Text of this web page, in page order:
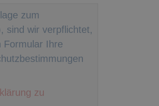
zum
sind wir verpflichtet,
Formular Ihre
zu